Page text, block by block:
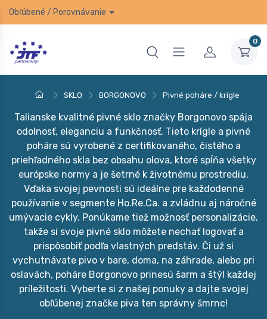
Obľúbené / Porovnávanie
0
SKLO BORGONOVO Pivné poháre / krígle
Talianske kvalitné pivné sklo značky Borgonovo spája
odolnosť, eleganciu a funkčnosť. Tieto krígle a pivné
poháre sú vyrobené z certifikovaného, čistého a
priehľadného skla bez obsahu olova, ktoré spĺňa všetky
európske normy a je šetrné k životnému prostrediu.
Vďaka svojej pevnosti sú ideálne pre každodenné
používanie v segmente Ho.Re.Ca. a zvládnu aj náročné
umývacie cykly. Ponúkame tiež možnosť personalizácie,
takže si svoje pivné sklo môžete nechať logovať a
prispôsobiť podľa vlastných predstáv. Či už si
vychutnávate pivo v bare, doma, na záhrade, alebo pri
oslavách, poháre Borgonovo prinesú šarm a štýl každej
príležitosti. Vyberte si z našej ponuky a dajte svojej
obľúbenej značke piva ten správny šmrnc!